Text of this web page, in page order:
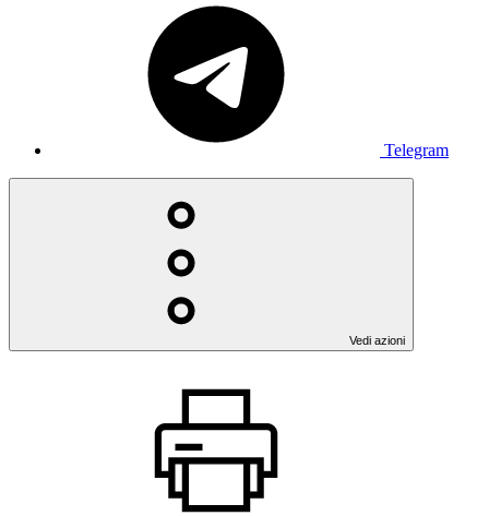
Telegram
Vedi azioni